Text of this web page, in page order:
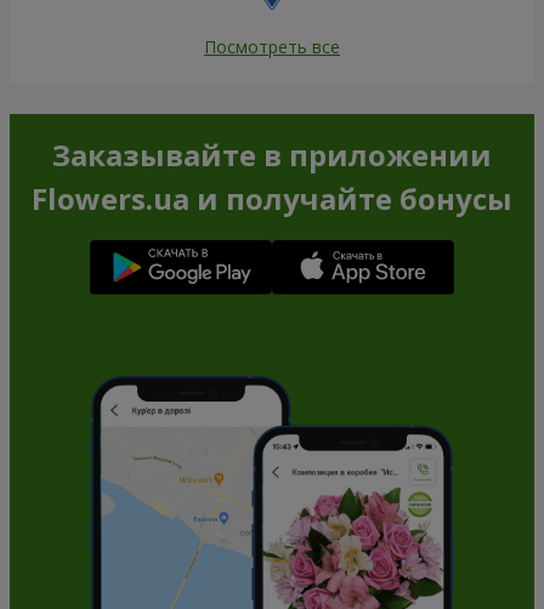
Посмотреть все
Заказывайте в приложении
Flowers.ua и получайте бонусы